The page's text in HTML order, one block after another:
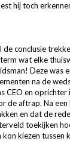
hij toch
de conclusie
wat elke
Deze was
na de
en oprichter
de aftrap. Na
en dat de
toekijken
kiezen tussen